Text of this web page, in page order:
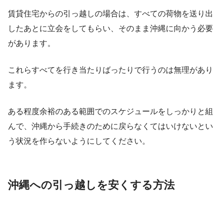
賃貸住宅からの引っ越しの場合は、すべての荷物を送り出
したあとに立会をしてもらい、そのまま沖縄に向かう必要
があります。
これらすべてを行き当たりばったりで行うのは無理があり
ます。
ある程度余裕のある範囲でのスケジュールをしっかりと組
んで、沖縄から手続きのために戻らなくてはいけないとい
う状況を作らないようにしてください。
沖縄への引っ越しを安くする方法